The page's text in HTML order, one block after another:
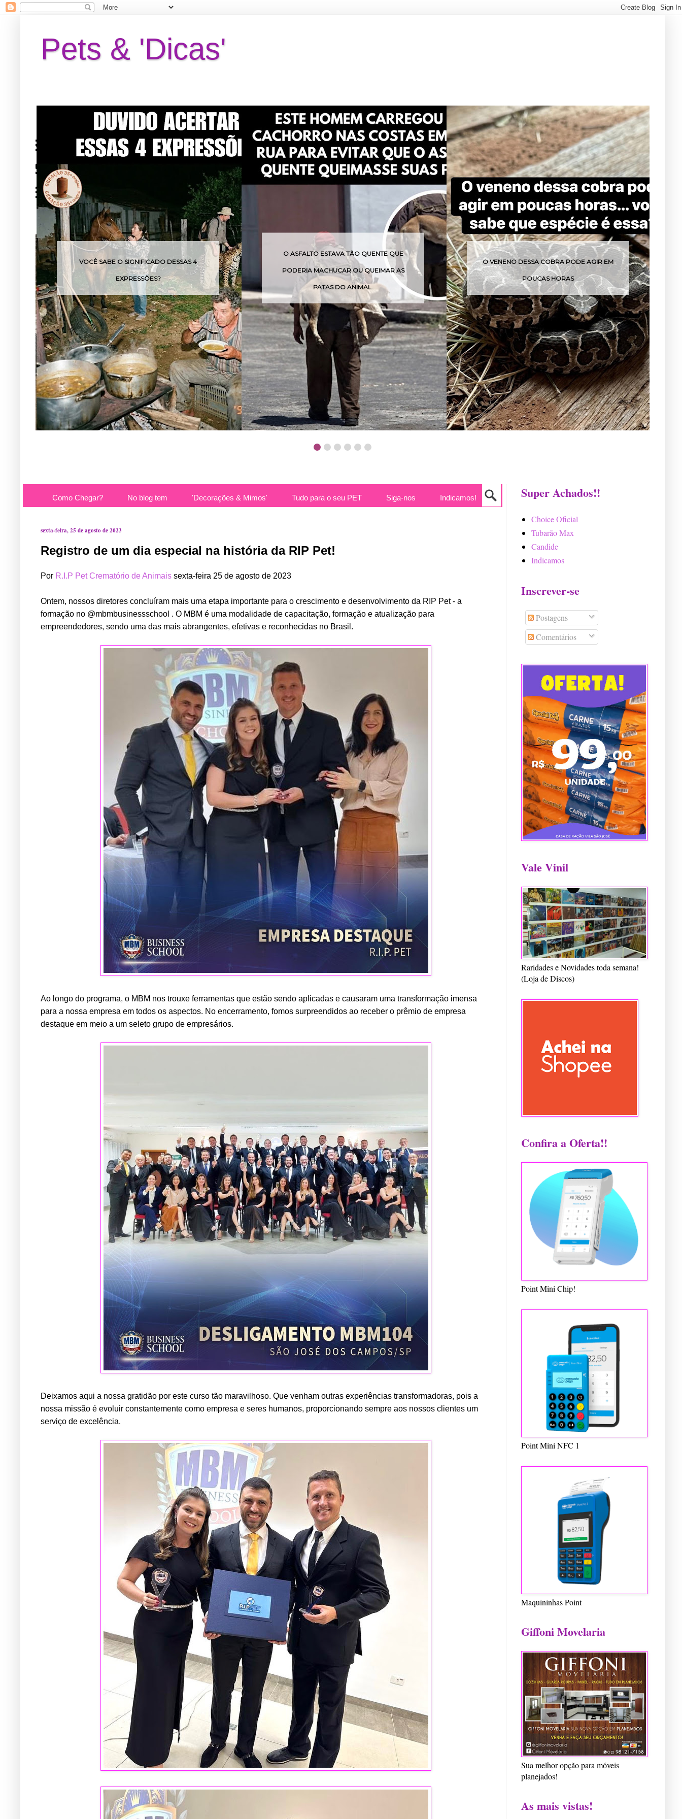
Pets & 'Dicas'
VOCÊ SABE O SIGNIFICADO DESSAS 4
EXPRESSÕES?
O ASFALTO ESTAVA TÃO QUENTE QUE
PODERIA MACHUCAR OU QUEIMAR AS
PATAS DO ANIMAL.
O VENENO DESSA COBRA PODE AGIR EM
POUCAS HORAS
Como Chegar? No blog tem 'Decorações & Mimos' Tudo para o seu PET Siga-nos Indicamos!
sexta-feira, 25 de agosto de 2023
Registro de um dia especial na história da RIP Pet!
Por R.I.P Pet Crematório de Animais sexta-feira 25 de agosto de 2023
Ontem, nossos diretores concluíram mais uma etapa importante para o crescimento e desenvolvimento da RIP Pet - a
formação no @mbmbusinessschool . O MBM é uma modalidade de capacitação, formação e atualização para
empreendedores, sendo uma das mais abrangentes, efetivas e reconhecidas no Brasil.
Ao longo do programa, o MBM nos trouxe ferramentas que estão sendo aplicadas e causaram uma transformação imensa
para a nossa empresa em todos os aspectos. No encerramento, fomos surpreendidos ao receber o prêmio de empresa
destaque em meio a um seleto grupo de empresários.
Deixamos aqui a nossa gratidão por este curso tão maravilhoso. Que venham outras experiências transformadoras, pois a
nossa missão é evoluir constantemente como empresa e seres humanos, proporcionando sempre aos nossos clientes um
serviço de excelência.
Super Achados!!
Choice Oficial
Tubarão Max
Candide
Indicamos
Inscrever-se
Postagens
Comentários
Vale Vinil
Raridades e Novidades toda semana!
(Loja de Discos)
Confira a Oferta!!
Point Mini Chip!
Point Mini NFC 1
Maquininhas Point
Giffoni Movelaria
Sua melhor opção para móveis
planejados!
As mais vistas!